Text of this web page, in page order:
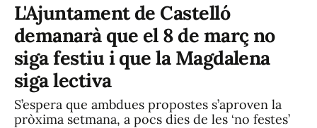
L'Ajuntament de Castelló
demanarà que el 8 de març no
siga festiu i que la Magdalena
siga lectiva
S’espera que ambdues propostes s’aproven la
pròxima setmana, a pocs dies de les ‘no festes’